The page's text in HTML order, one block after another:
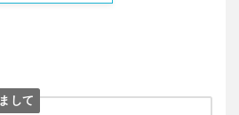
して